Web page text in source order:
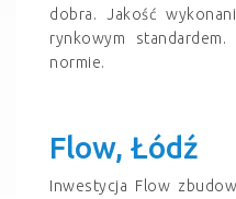
dobra. Jakość
rynkowym
normie.
Flow, Łódź
Inwestycja Flow